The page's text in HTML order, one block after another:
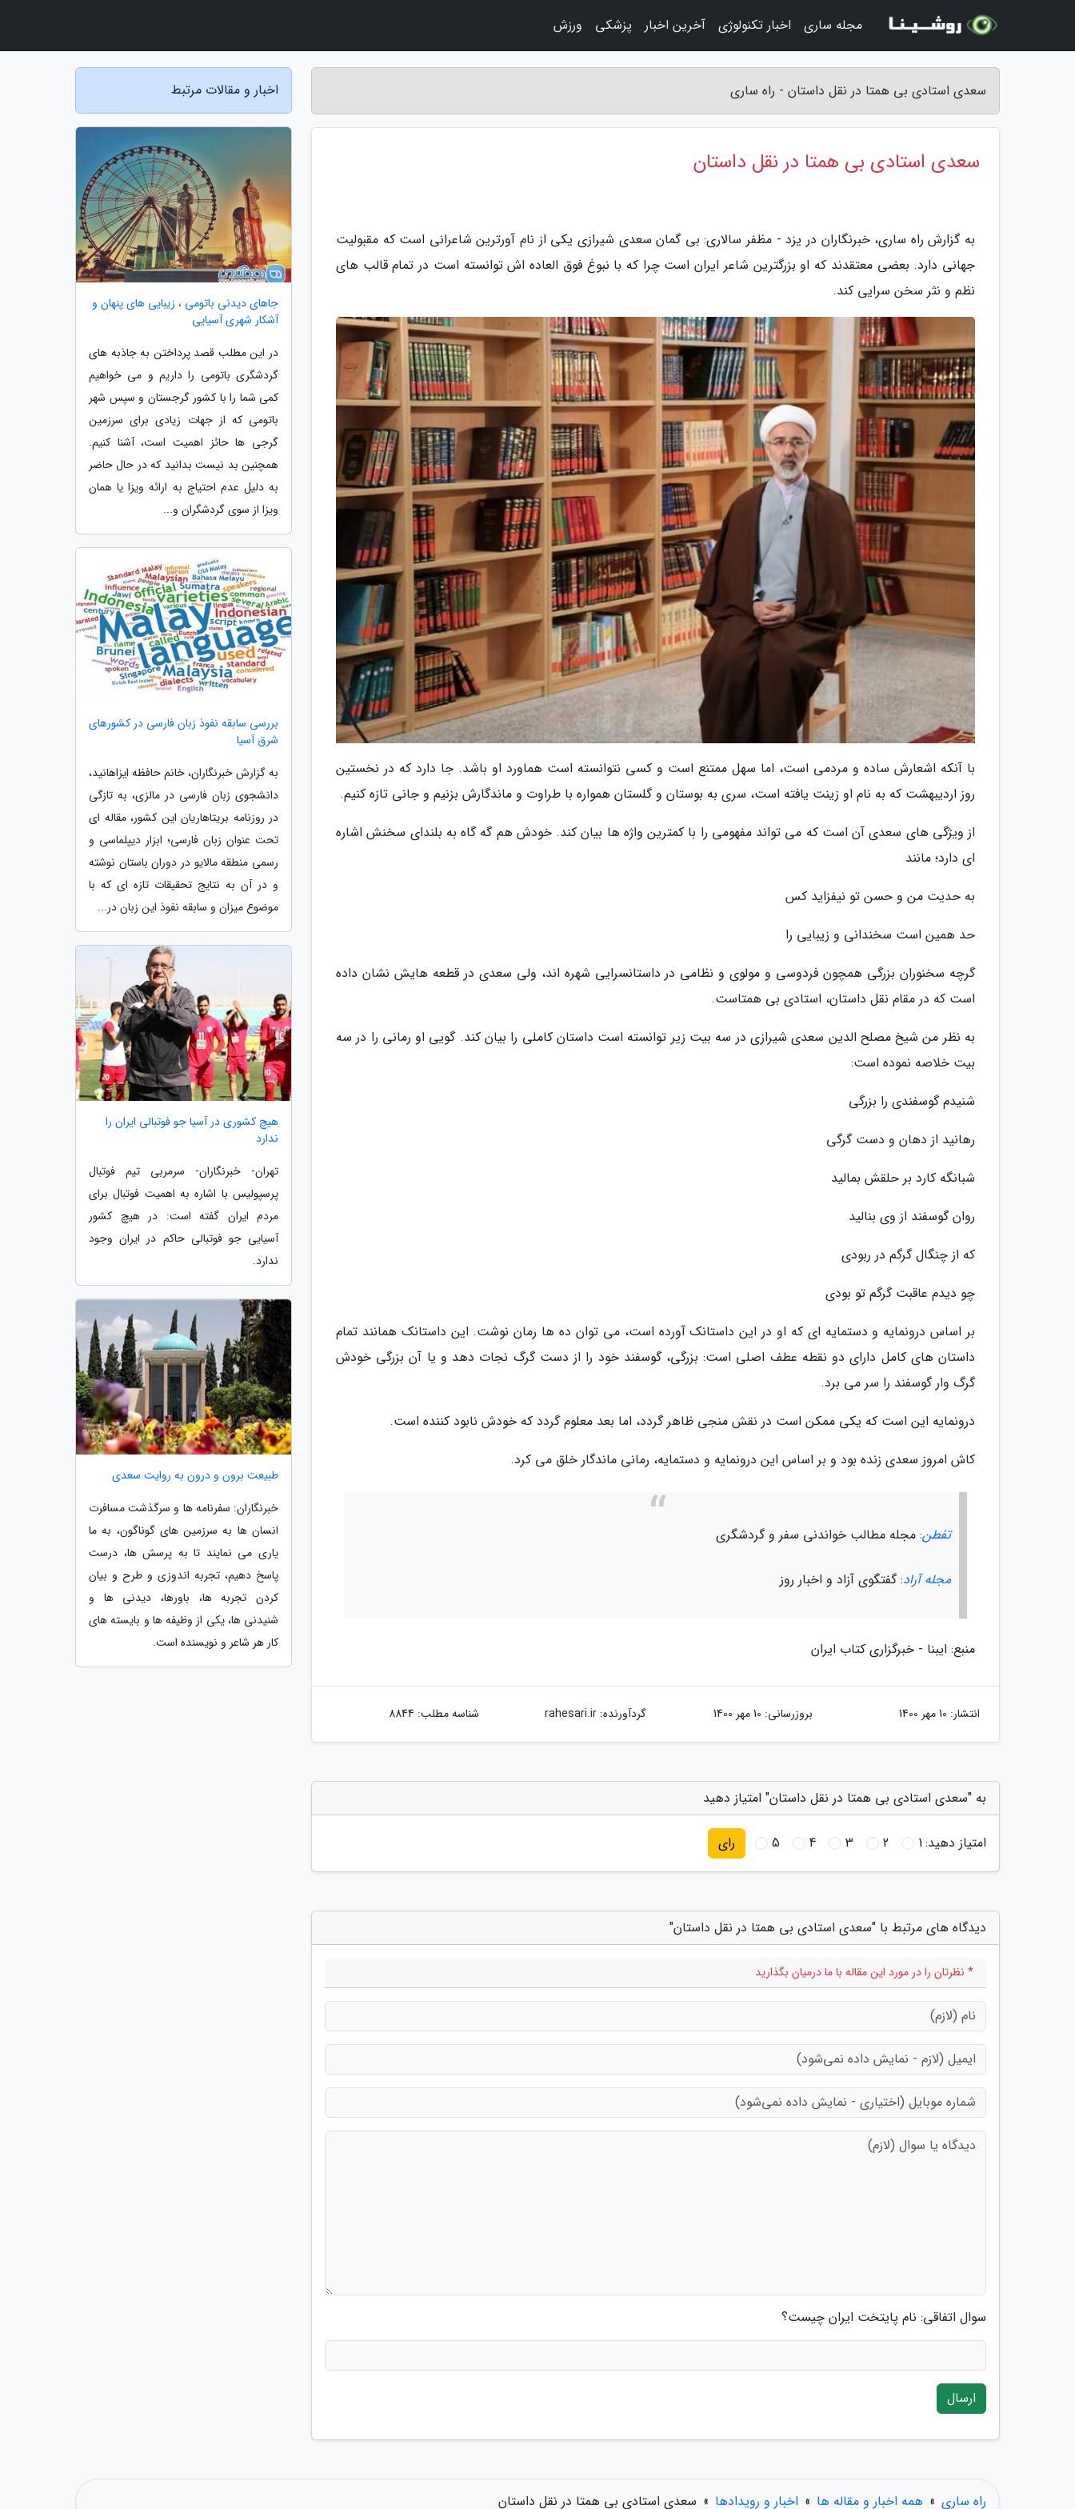
سعدی استادی بی همتا در نقل داستان - راه ساری
سعدی استادی بی همتا در نقل داستان
به گزارش راه ساری، خبرنگاران در یزد - مظفر سالاری: بی گمان سعدی شیرازی یکی از نام آورترین شاعرانی است که مقبولیت
جهانی دارد. بعضی معتقدند که او بزرگترین شاعر ایران است چرا که با نبوغ فوق العاده اش توانسته است در تمام قالب های
نظم و نثر سخن سرایی کند.
با آنکه اشعارش ساده و مردمی است، اما سهل ممتنع است و کسی نتوانسته است هماورد او باشد. جا دارد که در نخستین
روز اردیبهشت که به نام او زینت یافته است، سری به بوستان و گلستان همواره با طراوت و ماندگارش بزنیم و جانی تازه کنیم.
از ویژگی های سعدی آن است که می تواند مفهومی را با کمترین واژه ها بیان کند. خودش هم گه گاه به بلندای سخنش اشاره
ای دارد؛ مانند
به حدیت من و حسن تو نیفزاید کس
حد همین است سخندانی و زیبایی را
گرچه سخنوران بزرگی همچون فردوسی و مولوی و نظامی در داستانسرایی شهره اند، ولی سعدی در قطعه هایش نشان داده
است که در مقام نقل داستان، استادی بی همتاست.
به نظر من شیخ مصلح الدین سعدی شیرازی در سه بیت زیر توانسته است داستان کاملی را بیان کند. گویی او رمانی را در سه
بیت خلاصه نموده است:
شنیدم گوسفندی را بزرگی
رهانید از دهان و دست گرگی
شبانگه کارد بر حلقش بمالید
روان گوسفند از وی بنالید
که از چنگال گرگم در ربودی
چو دیدم عاقبت گرگم تو بودی
بر اساس درونمایه و دستمایه ای که او در این داستانک آورده است، می توان ده ها رمان نوشت. این داستانک همانند تمام
داستان های کامل دارای دو نقطه عطف اصلی است: بزرگی، گوسفند خود را از دست گرگ نجات دهد و یا آن بزرگی خودش
گرگ وار گوسفند را سر می برد.
درونمایه این است که یکی ممکن است در نقش منجی ظاهر گردد، اما بعد معلوم گردد که خودش نابود کننده است.
کاش امروز سعدی زنده بود و بر اساس این درونمایه و دستمایه، رمانی ماندگار خلق می کرد.
تفطن: مجله مطالب خواندنی سفر و گردشگری
مجله آراد: گفتگوی آزاد و اخبار روز
منبع: ایبنا - خبرگزاری کتاب ایران
انتشار: 10 مهر 1400 بروزرسانی: 10 مهر 1400 گردآورنده:rahesari.ir شناسه مطلب: 8844
به "سعدی استادی بی همتا در نقل داستان" امتیاز دهید
امتیاز دهید:1
2
3
4
5 رای
دیدگاه های مرتبط با "سعدی استادی بی همتا در نقل داستان"
* نظرتان را در مورد این مقاله با ما درمیان بگذارید
سوال اتفاقی: نام پایتخت ایران چیست؟
ارسال
اخبار و مقالات مرتبط
جاهای دیدنی باتومی ، زیبایی های پنهان و
آشکار شهری آسیایی
در این مطلب قصد پرداختن به جاذبه های
گردشگری باتومی را داریم و می خواهیم
کمی شما را با کشور گرجستان و سپس شهر
باتومی که از جهات زیادی برای سرزمین
گرجی ها حائز اهمیت است، آشنا کنیم.
همچنین بد نیست بدانید که در حال حاضر
به دلیل عدم احتیاج به ارائه ویزا یا همان
ویزا از سوی گردشگران و...
بررسی سابقه نفوذ زبان فارسی در کشورهای
شرق آسیا
به گزارش خبرنگاران، خانم حافظه ایزاهانید،
دانشجوی زبان فارسی در مالزی، به تازگی
در روزنامه بریتاهاریان این کشور، مقاله ای
تحت عنوان زبان فارسی؛ ابزار دیپلماسی و
رسمی منطقه مالایو در دوران باستان نوشته
و در آن به نتایج تحقیقات تازه ای که با
موضوع میزان و سابقه نفوذ این زبان در...
هیچ کشوری در آسیا جو فوتبالی ایران را
ندارد
تهران- خبرنگاران- سرمربی تیم فوتبال
پرسپولیس با اشاره به اهمیت فوتبال برای
مردم ایران گفته است: در هیچ کشور
آسیایی جو فوتبالی حاکم در ایران وجود
ندارد.
طبیعت برون و درون به روایت سعدی
خبرنگاران: سفرنامه ها و سرگذشت مسافرت
انسان ها به سرزمین های گوناگون، به ما
یاری می نمایند تا به پرسش ها، درست
پاسخ دهیم، تجربه اندوزی و طرح و بیان
کردن تجربه ها، باورها، دیدنی ها و
شنیدنی ها، یکی از وظیفه ها و بایسته های
کار هر شاعر و نویسنده است.
راه ساری » همه اخبار و مقاله ها » اخبار و رویدادها » سعدی استادی بی همتا در نقل داستان
مجله ساری اخبار تکنولوژی آخرین اخبار پزشکی ورزش